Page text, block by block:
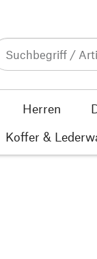
Herren
Koffer &